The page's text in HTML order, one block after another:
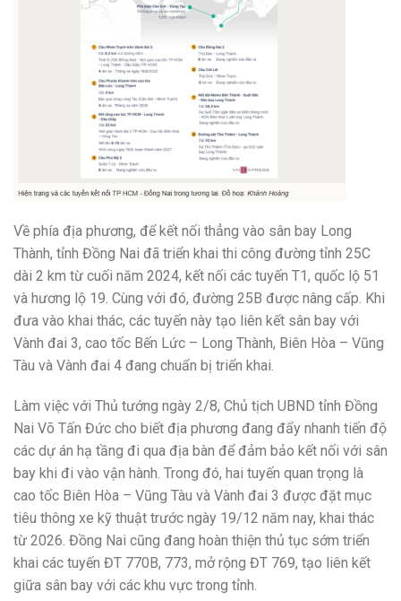
Về phía địa phương, để kết nối thẳng vào sân bay Long
Thành, tỉnh Đồng Nai đã triển khai thi công đường tỉnh 25C
dài 2 km từ cuối năm 2024, kết nối các tuyến T1, quốc lộ 51
và hương lộ 19. Cùng với đó, đường 25B được nâng cấp. Khi
đưa vào khai thác, các tuyến này tạo liên kết sân bay với
Vành đai 3, cao tốc Bến Lức – Long Thành, Biên Hòa – Vũng
Tàu và Vành đai 4 đang chuẩn bị triển khai.
Làm việc với Thủ tướng ngày 2/8, Chủ tịch UBND tỉnh Đồng
Nai Võ Tấn Đức cho biết địa phương đang đẩy nhanh tiến độ
các dự án hạ tầng đi qua địa bàn để đảm bảo kết nối với sân
bay khi đi vào vận hành. Trong đó, hai tuyến quan trọng là
cao tốc Biên Hòa – Vũng Tàu và Vành đai 3 được đặt mục
tiêu thông xe kỹ thuật trước ngày 19/12 năm nay, khai thác
từ 2026. Đồng Nai cũng đang hoàn thiện thủ tục sớm triển
khai các tuyến ĐT 770B, 773, mở rộng ĐT 769, tạo liên kết
giữa sân bay với các khu vực trong tỉnh.